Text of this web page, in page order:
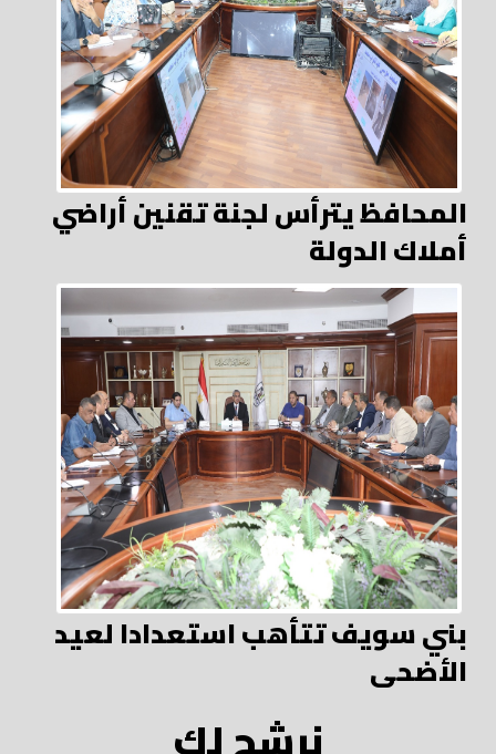
المحافظ يترأس لجنة تقنين أراضي
أملاك الدولة
بني سويف تتأهب استعدادا لعيد
الأضحى